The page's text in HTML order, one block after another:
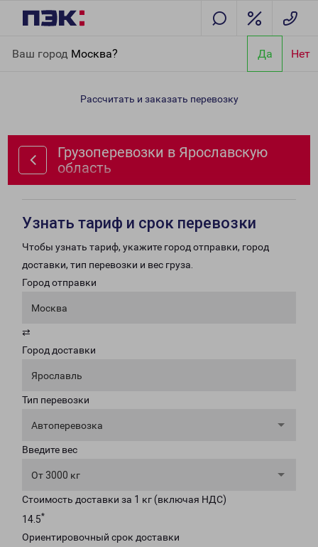
Ваш город Москва? Да Нет
область
Рассчитать и заказать перевозку
Грузоперевозки в Ярославскую
область
Узнать тариф и срок перевозки
Чтобы узнать тариф, укажите город отправки, город
доставки, тип перевозки и вес груза.
Город отправки
Москва
⇄
Город доставки
Ярославль
Тип перевозки
Автоперевозка
Введите вес
От 3000 кг
Стоимость доставки за 1 кг (включая НДС)
14.5*
Ориентировочный срок доставки